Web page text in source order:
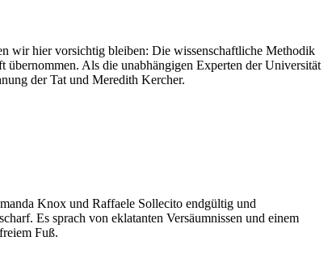
wir hier vorsichtig bleiben: Die wissenschaftliche Methodik
Als die unabhängigen Experten der Universität
der Tat und Meredith Kercher.
Knox und Raffaele Sollecito endgültig und
Es sprach von eklatanten Versäumnissen und einem
Fuß.